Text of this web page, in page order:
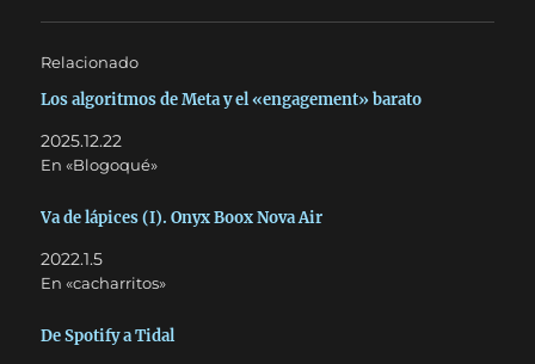
Relacionado
Los algoritmos de Meta y el «engagement» barato
2025.12.22
En «Blogoqué»
Va de lápices (I). Onyx Boox Nova Air
2022.1.5
En «cacharritos»
De Spotify a Tidal